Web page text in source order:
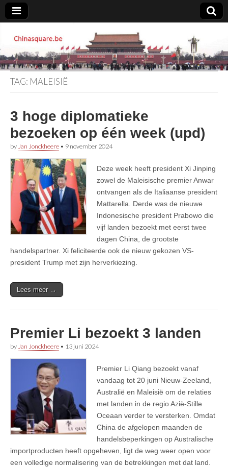
Chinasquare.be
TAG: MALEISIË
3 hoge diplomatieke
bezoeken op één week (upd)
by Jan Jonckheere • 9 november 2024
Deze week heeft president Xi Jinping
zowel de Maleisische premier Anwar
ontvangen als de Italiaanse president
Mattarella. Derde was de nieuwe
Indonesische president Prabowo die
vijf landen bezoekt met eerst twee
dagen China, de grootste
handelspartner. Xi feliciteerde ook de nieuw gekozen VS-
president Trump met zijn herverkiezing.
Lees meer →
Premier Li bezoekt 3 landen
by Jan Jonckheere • 13 juni 2024
Premier Li Qiang bezoekt vanaf
vandaag tot 20 juni Nieuw-Zeeland,
Australië en Maleisië om de relaties
met landen in de regio Azië-Stille
Oceaan verder te versterken. Omdat
China de afgelopen maanden de
handelsbeperkingen op Australische
importproducten heeft opgeheven, ligt de weg weer open voor
een volledige normalisering van de betrekkingen met dat land.